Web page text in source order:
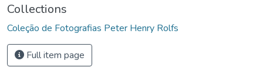
Collections
Coleção de Fotografias Peter Henry Rolfs
Full item page